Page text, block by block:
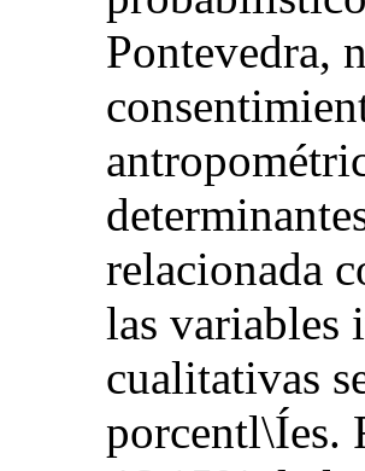
Pontevedra,
relacionada
las variables
cualitativas
porcentl\Íes.